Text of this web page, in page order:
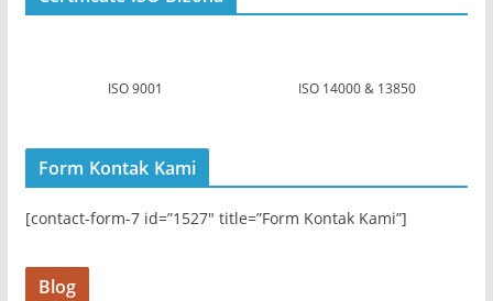
ISO 9001 ISO 14000 & 13850
Form Kontak Kami
[contact-form-7 id=”1527″ title=”Form Kontak Kami”]
Blog